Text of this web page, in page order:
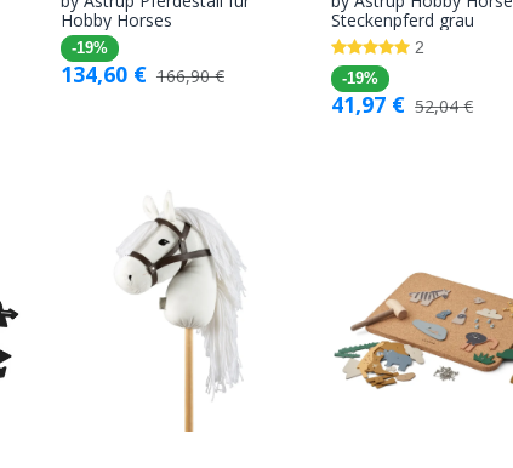
In den
Hobby Horses
-19%
134,60€ 166,90€
In den
Warenkorb
Steckenpferd grau
2
-19%
41,97 € 52,04€